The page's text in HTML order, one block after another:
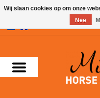
Supplementen
Wij slaan cookies op om onze
Nee